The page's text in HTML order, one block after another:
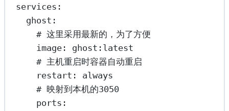
services :
ghost :
# 这里采用最新的，为了方便
image : ghost:latest
# 主机重启时容器自动重启
restart : always
# 映射到本机的3050
ports :